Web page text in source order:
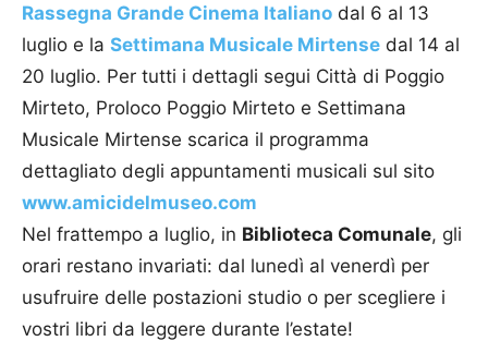
Rassegna Grande Cinema Italiano dal 6 al 13
luglio e la Settimana Musicale Mirtense dal 14 al
20 luglio. Per tutti i dettagli segui Città di Poggio
Mirteto, Proloco Poggio Mirteto e Settimana
Musicale Mirtense scarica il programma
dettagliato degli appuntamenti musicali sul sito
www.amicidelmuseo.com
Nel frattempo a luglio, in Biblioteca Comunale, gli
orari restano invariati: dal lunedì al venerdì per
usufruire delle postazioni studio o per scegliere i
vostri libri da leggere durante l’estate!